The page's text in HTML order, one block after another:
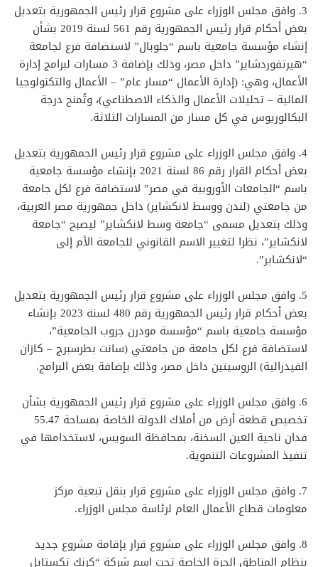
3. وافق مجلس الوزراء على مشروع قرار رئيس الجمهورية بتعديل
بعض أحكام قرار رئيس الجمهورية رقم 561 لسنة 2019 بشأن
إنشاء مؤسسة جامعية باسم “جلوبال” لاستضافة فرع لجامعة
“هيرتفوردشاير” داخل مصر، وذلك بإضافة 3 مسارات لبرامج إدارة
الأعمال، وهي: (إدارة الأعمال “مسار عام” – الأعمال والتكنولوجيا
المالية – تحليلات الأعمال والذكاء الاصطناعي)، وتُمنح درجة
البكالوريوس في كل مسار من المسارات الثلاثة.
4. وافق مجلس الوزراء على مشروع قرار رئيس الجمهورية بتعديل
بعض أحكام القرار رقم 86 لسنة 2021 بإنشاء مؤسسة جامعية
باسم “الجامعات الأوروبية في مصر” لاستضافة فرع لكل جامعة
من جامعتي (لندن ووسط لانکشایر) داخل جمهورية مصر العربية،
وذلك بتعديل مسمى “جامعة وسط لانكشاير” ليصبح “جامعة
لانكشاير”، نظرا لتغيير الاسم القانوني للجامعة الأم إلى
“لانكشاير”.
5. وافق مجلس الوزراء على مشروع قرار رئيس الجمهورية بتعديل
بعض أحكام قرار رئيس الجمهورية رقم 480 لسنة 2023 بإنشاء
مؤسسة جامعية باسم “مؤسسة مودرن جروب الجامعية”،
لاستضافة فرع لكل جامعة من جامعتي (سانت بطرسبرج – كازان
الفيدرالية) الروسيتين داخل مصر، وذلك بإضافة بعض البرامج.
6. وافق مجلس الوزراء على مشروع قرار رئيس الجمهورية بشأن
تخصيص قطعة أرض من أملاك الدولة الخاصة بمساحة 55.47
فدان ناحية العين السخنة، بمحافظة السويس، لاستخدامها في
تنفيذ المشروعات التنموية.
7. وافق مجلس الوزراء على مشروع قرار بنقل تبعية مركز
معلومات قطاع الأعمال العام لرئاسة مجلس الوزراء.
8. وافق مجلس الوزراء على مشروع قرار بإقامة مشروع جديد
بنظام المناطق الحرة الخاصة تحت اسم شركة “كرنك تكستايل